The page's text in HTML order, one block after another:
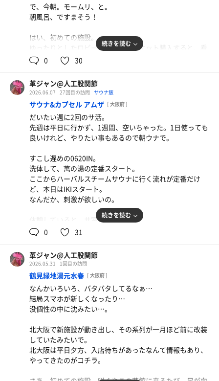
貴重な会話が聞けた、としよう。
日替り定食
ホルモン鉄板焼。濃い味付けで白飯が美味い！
チラ見した時は、立ち発生していたサ室へ。
ココでも運よく3段目にご案内。
ココも4分で退室。
水風呂もサラッと通り抜け外気浴。
は芋を洗うように…８人？！密度スゴイな…。
あ、そうそう。一口(いもあらい)、は読めないですよね
ー。
内湯に沈んで、シャワーをしたら終了。
内湯も浅い部分に4名…としっかり混んでる。
いちおう身体を伸ばして3分。
よし、足りた。足る、を感じたら満たさなくとも良しとし
よう。
ああ。はやくセットを重ね、交代浴し、1日のんびりサウ
ナで…て日を過ごしたい。
で、今朝。モームリ、と。
朝風呂、ですまそう！
はい、初めての施設。
ゆったりとしたロビー、券売機でチケット購入すると、看
板猫？がお出迎え。
サウナはバスタオル(50円)。いや、本日は哀しきサウナキ
ャンセル男。
では…。
脱衣所で既視感。これは…どこだった…？
…公然わいせつ注意！通報！の貼り紙が、不安を煽るけれ
ど…。
…鈴蘭温泉か？
むむむ。取り急ぎ、構造を目視で確認。
左手に小さなかけ湯？そこからカランが続き、突き当たり
に階段。
右手には、全身(上からは無いけど)シャワー。カラン1つ挟
んで浴槽群。深湯に電気風呂、赤外線風呂、フィットネス
奥は左手から階段、半地下(水風呂とスチームサウナ)、露
天スペース。コチラはバスタオル不要。2階はサ室とシャ
ワー。本日はゴメンナサイ。
…了解した。
では洗体。
ああ、心地良い。
狭い浴室では、こうはいかない。
イスが低いので、右足の深屈曲が出来ない身にはつらい
が、やはり広いのは正義。
深湯で軽く温まり、スチームサウナで軽く1セット。露天
続きを読む
0 30
革ジャン@人工股関節
2026.06.07 27回目の訪問 サウナ飯
サウナ&カプセル アムザ [ 大阪府 ]
だいたい週に2回のサ活。
先週は平日に行かず、1週間、空いちゃった。1日使っても
良いけれど、やりたい事もあるので朝ウナで。
すこし遅めの0620IN。
洗体して、萬の湯の定番スタート。
ここからハーバルスチームサウナに行く流れが定番だけ
ど、本日はIKIスタート。
なんだか、刺激が欲しいの。
休憩していると、サ室前で動き。
ああ、モーニングロウリュをやる様子。
完走して水風呂、休憩。…ととのう。
昨日はラッキョウの塩抜きをして、甘酢に漬け直し、その
まま宅過ごしたったため、なんとなく体の組織の活動が停
止したような感じだったけど。
この感覚、身体が生き返るようだ。
さらにジャグジーを使って、身体を起こし、シャワーをし
1時間ほど、ぐうたらする。
フィンランドサウナから第2ラウンド。
だいたい1セット6分7分ほどで済ませるけれど、お気に入
続きを読む
0 31
革ジャン@人工股関節
2026.05.31 1回目の訪問
鶴見緑地湯元水春 [ 大阪府 ]
なんかいろいろ、バタバタしてるなぁ…
結局スマホが新しくなったり…
没個性の中に沈みたい…。
北大阪で新施設が動き出し、その系列が一月ほど前に改装
していたみたいで。
北大阪は平日夕方、入店待ちがあったなんて情報もあり、
やってきたのがコチラ。